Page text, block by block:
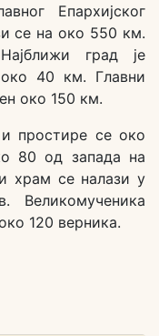
Епархијског
се на око 550 км.
град је
око 40 км. Главни
око 150 км.
и простире се око
80 од запада на
храм се налази у
Великомученика
120 верника.